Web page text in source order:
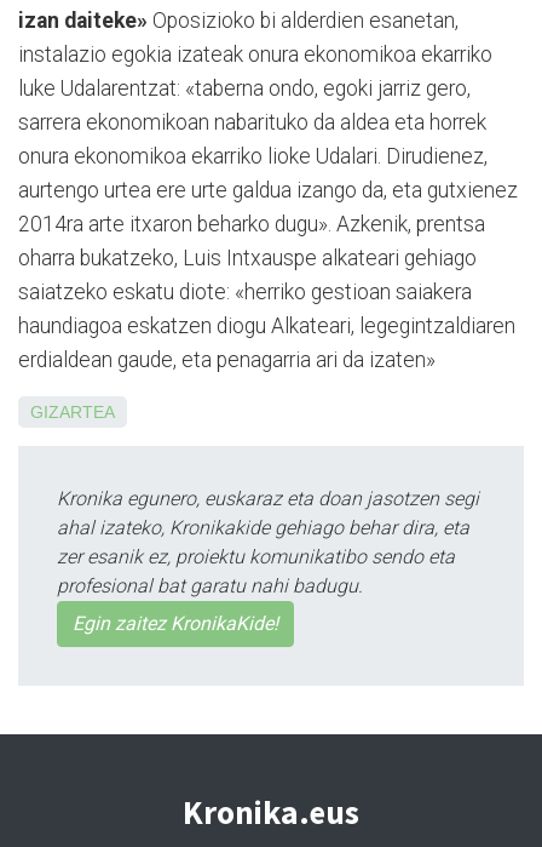
izan daiteke» Oposizioko bi alderdien esanetan,
instalazio egokia izateak onura ekonomikoa ekarriko
luke Udalarentzat: «taberna ondo, egoki jarriz gero,
sarrera ekonomikoan nabarituko da aldea eta horrek
onura ekonomikoa ekarriko lioke Udalari. Dirudienez,
aurtengo urtea ere urte galdua izango da, eta gutxienez
2014ra arte itxaron beharko dugu». Azkenik, prentsa
oharra bukatzeko, Luis Intxauspe alkateari gehiago
saiatzeko eskatu diote: «herriko gestioan saiakera
haundiagoa eskatzen diogu Alkateari, legegintzaldiaren
erdialdean gaude, eta penagarria ari da izaten»
GIZARTEA
Kronika egunero, euskaraz eta doan jasotzen segi
ahal izateko, Kronikakide gehiago behar dira, eta
zer esanik ez, proiektu komunikatibo sendo eta
profesional bat garatu nahi badugu.
Egin zaitez KronikaKide!
Kronika.eus